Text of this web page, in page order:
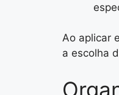
Ao aplicar
a escolha